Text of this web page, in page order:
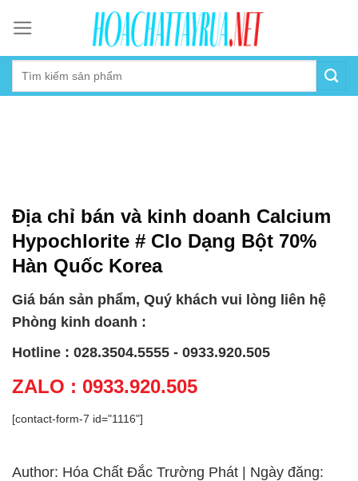
content
Địa chỉ bán và kinh doanh Calcium
Hypochlorite # Clo Dạng Bột 70%
Hàn Quốc Korea
Giá bán sản phẩm, Quý khách vui lòng liên hệ
Phòng kinh doanh :
Hotline : 028.3504.5555 - 0933.920.505
ZALO : 0933.920.505
[contact-form-7 id="1116"]
Author: Hóa Chất Đắc Trường Phát | Ngày đăng: